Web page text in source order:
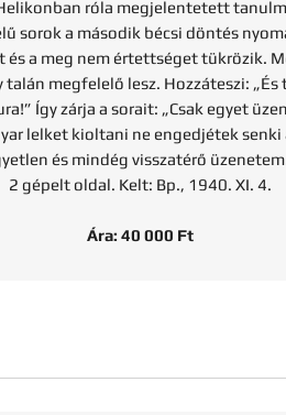
róla megjelentetett
sorok a második bécsi döntés
és a meg nem értettséget tükrözik.
talán megfelelő lesz. Hozzáteszi:
Így zárja a sorait: „Csak egyet
lelket kioltani ne engedjétek senki
és mindég visszatérő
2 gépelt oldal. Kelt: Bp., 1940. XI. 4.
Ára: 40 000 Ft